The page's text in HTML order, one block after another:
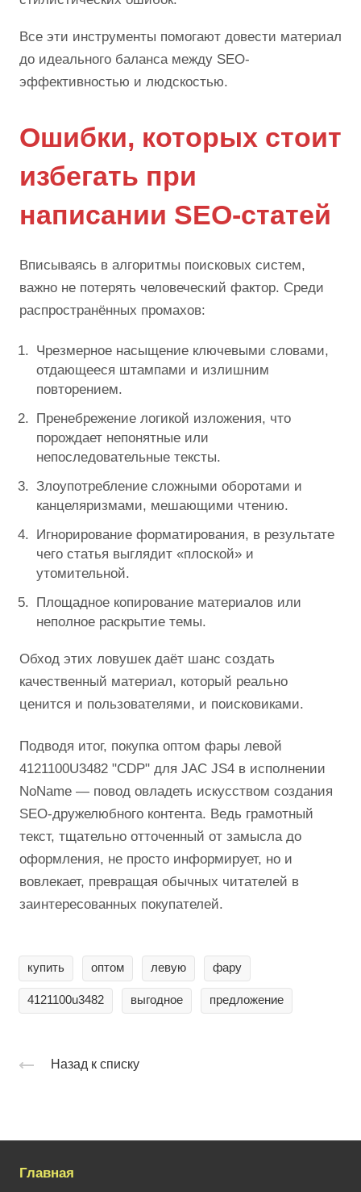
Все эти инструменты помогают довести материал
до идеального баланса между SEO-
эффективностью и людскостью.
Ошибки, которых стоит
избегать при
написании SEO-статей
Вписываясь в алгоритмы поисковых систем,
важно не потерять человеческий фактор. Среди
распространённых промахов:
Чрезмерное насыщение ключевыми словами,
отдающееся штампами и излишним
повторением.
Пренебрежение логикой изложения, что
порождает непонятные или
непоследовательные тексты.
Злоупотребление сложными оборотами и
канцеляризмами, мешающими чтению.
Игнорирование форматирования, в результате
чего статья выглядит «плоской» и
утомительной.
Площадное копирование материалов или
неполное раскрытие темы.
Обход этих ловушек даёт шанс создать
качественный материал, который реально
ценится и пользователями, и поисковиками.
Подводя итог, покупка оптом фары левой
4121100U3482 "CDP" для JAC JS4 в исполнении
NoName — повод овладеть искусством создания
SEO-дружелюбного контента. Ведь грамотный
текст, тщательно отточенный от замысла до
оформления, не просто информирует, но и
вовлекает, превращая обычных читателей в
заинтересованных покупателей.
купить оптом левую фару
4121100u3482 выгодное предложение
Назад к списку
Главная